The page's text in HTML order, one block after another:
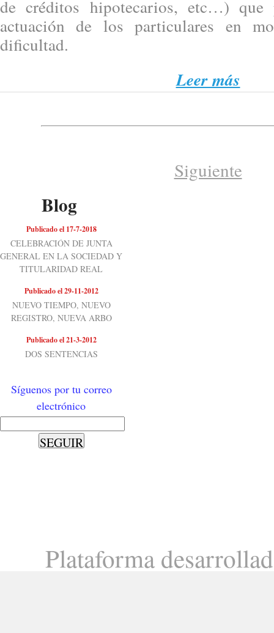
de créditos hipotecarios, etc…) que
actuación de los particulares en
dificultad.
Leer más
Siguiente
Blog
Publicado el 17-7-2018
CELEBRACIÓN DE JUNTA
GENERAL EN LA SOCIEDAD Y
TITULARIDAD REAL
Publicado el 29-11-2012
NUEVO TIEMPO, NUEVO
REGISTRO, NUEVA ARBO
Publicado el 21-3-2012
DOS SENTENCIAS
Síguenos por tu correo
electrónico
Plataforma